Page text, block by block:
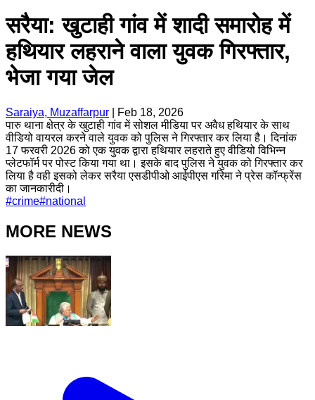
सरैया: खुटाही गांव में शादी समारोह में
हथियार लहराने वाला युवक गिरफ्तार,
भेजा गया जेल
Saraiya, Muzaffarpur
Feb 18, 2026
पारु थाना क्षेत्र के खुटाही गांव में सोशल मीडिया पर अवैध हथियार के साथ
वीडियो वायरल करने वाले युवक को पुलिस ने गिरफ्तार कर लिया है। दिनांक
17 फरवरी 2026 को एक युवक द्वारा हथियार लहराते हुए वीडियो विभिन्न
प्लेटफॉर्म पर पोस्ट किया गया था। इसके बाद पुलिस ने युवक को गिरफ्तार कर
लिया है वही इसको लेकर सरैया एसडीपीओ आईपीएस गरिमा ने प्रेस कॉन्फ्रेंस
का जानकारीदी।
#crime#national
MORE NEWS